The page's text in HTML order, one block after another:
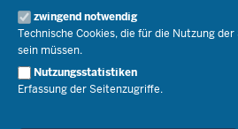
zwingend notwendig
Technische Cookies, die für die Nutzung
sein müssen.
Nutzungsstatistiken
Erfassung der Seitenzugriffe.
Open Government
Bibliothek
Veranstaltungen
Geschäftsbereich
Pressefotos
Social Media
Pressekontakt
Service
Schule(n) suchen
Kontakt
Der Weg zu uns